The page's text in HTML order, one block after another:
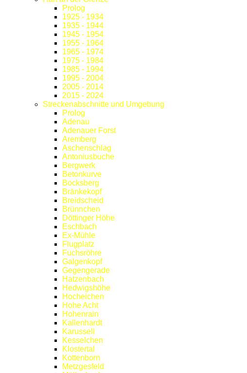
Prolog
1925 - 1934
1935 - 1944
1945 - 1954
1955 - 1964
1965 - 1974
1975 - 1984
1985 - 1994
1995 - 2004
2005 - 2014
2015 - 2024
Streckenabschnitte und Umgebung
Prolog
Adenau
Adenauer Forst
Aremberg
Aschenschlag
Antoniusbuche
Bergwerk
Betonkurve
Bocksberg
Bränkekopf
Breidscheid
Brünnchen
Döttinger Höhe
Eschbach
Ex-Mühle
Flugplatz
Fuchsröhre
Galgenkopf
Gegengerade
Hatzenbach
Hedwigshöhe
Hocheichen
Hohe Acht
Hohenrain
Kallenhardt
Karussell
Kesselchen
Klostertal
Kottenborn
Metzgesfeld